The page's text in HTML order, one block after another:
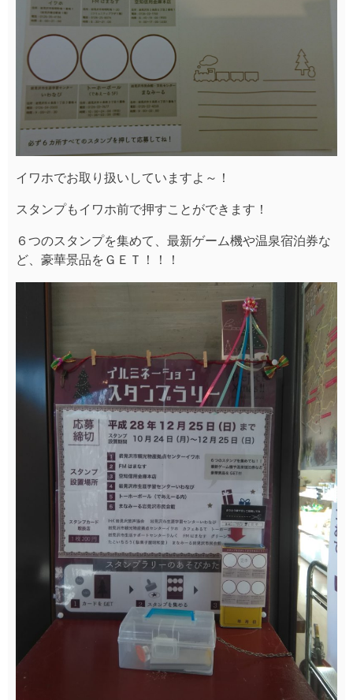
イワホでお取り扱いしていますよ～！
スタンプもイワホ前で押すことができます！
６つのスタンプを集めて、最新ゲーム機や温泉宿泊券な
ど、豪華景品をＧＥＴ！！！